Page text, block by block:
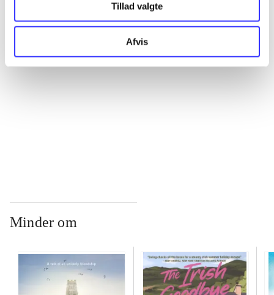
Tillad valgte
Afvis
Minder om